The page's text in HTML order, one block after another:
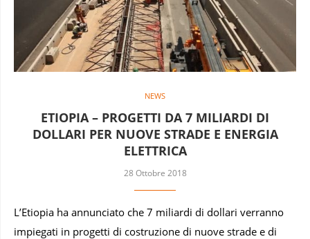
NEWS
ETIOPIA – PROGETTI DA 7 MILIARDI DI
DOLLARI PER NUOVE STRADE E ENERGIA
ELETTRICA
28 Ottobre 2018
L’Etiopia ha annunciato che 7 miliardi di dollari verranno
impiegati in progetti di costruzione di nuove strade e di